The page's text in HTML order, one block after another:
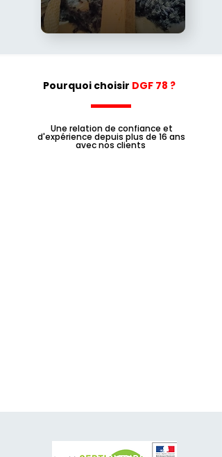
Pourquoi choisir DGF 78 ?
Une relation de confiance et
d'expérience depuis plus de 16 ans
avec nos clients